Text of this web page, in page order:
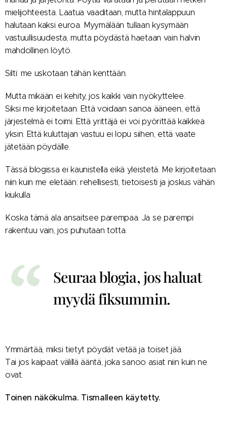
mielijohteesta. Laatua vaaditaan, mutta hintalappuun
halutaan kaksi euroa. Myymälään tullaan kysymään
vastuullisuudesta, mutta pöydästä haetaan vain halvin
mahdollinen löytö.
Silti: me uskotaan tähän kenttään.
Mutta mikään ei kehity, jos kaikki vain nyökyttelee.
Siksi me kirjoitetaan. Että voidaan sanoa ääneen, että
järjestelmä ei toimi. Että yrittäjä ei voi pyörittää kaikkea
yksin. Että kuluttajan vastuu ei lopu siihen, että vaate
jätetään pöydälle.
Tässä blogissa ei kaunistella eikä yleistetä. Me kirjoitetaan
niin kuin me eletään: rehellisesti, tietoisesti ja joskus vähän
kiukulla.
Koska tämä ala ansaitsee parempaa. Ja se parempi
rakentuu vain, jos puhutaan totta.
Seuraa blogia, jos haluat
myydä fiksummin.
Ymmärtää, miksi tietyt pöydät vetää ja toiset jää.
Tai jos kaipaat välillä ääntä, joka sanoo asiat niin kuin ne
ovat.
Toinen näkökulma. Tismalleen käytetty.